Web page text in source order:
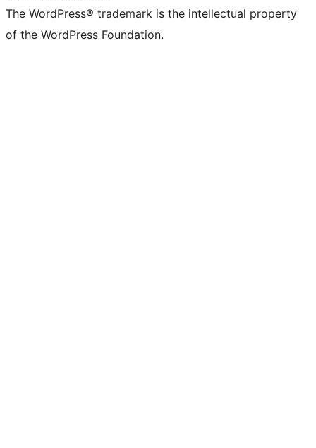
The WordPress® trademark is the intellectual property
of the WordPress Foundation.